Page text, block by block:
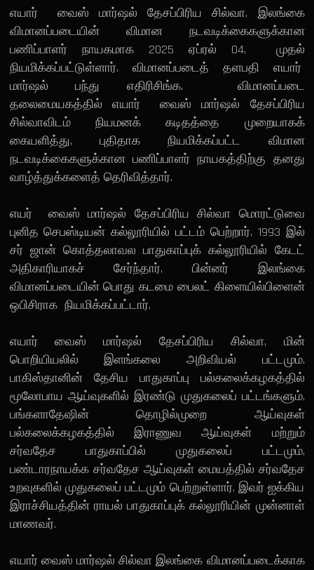
எயார் வைஸ் மார்ஷல் தேசப்பிரிய சில்வா, இலங்கை
விமானப்படையின் விமான நடவடிக்கைகளுக்கான
பணிப்பாளர் நாயகமாக 2025 ஏப்ரல் 04, முதல்
நியமிக்கப்பட்டுள்ளார். விமானப்படைத் தளபதி எயார்
மார்ஷல் பந்து எதிரிசிங்க, விமானப்படை
தலைமையகத்தில் எயார் வைஸ் மார்ஷல் தேசப்பிரிய
சில்வாவிடம் நியமனக் கடிதத்தை முறையாகக்
கையளித்து, புதிதாக நியமிக்கப்பட்ட விமான
நடவடிக்கைகளுக்கான பணிப்பாளர் நாயகத்திற்கு தனது
வாழ்த்துக்களைத் தெரிவித்தார்.
எயர் வைஸ் மார்ஷல் தேசப்பிரிய சில்வா மொரட்டுவை
புனித செபஸ்டியன் கல்லூரியில் பட்டம் பெற்றார், 1993 இல்
சர் ஜான் கொத்தலாவல பாதுகாப்புக் கல்லூரியில் கேடட்
அதிகாரியாகச் சேர்ந்தார், பின்னர் இலங்கை
விமானப்படையின் பொது கடமை பைலட் கிளையில்பிளைன்
ஒபிசிராக நியமிக்கப்பட்டார்.
எயார் வைஸ் மார்ஷல் தேசப்பிரிய சில்வா, மின்
பொறியியலில் இளங்கலை அறிவியல் பட்டமும்,
பாகிஸ்தானின் தேசிய பாதுகாப்பு பல்கலைக்கழகத்தில்
மூலோபாய ஆய்வுகளில் இரண்டு முதுகலைப் பட்டங்களும்,
பங்களாதேஷின் தொழில்முறை ஆய்வுகள்
பல்கலைக்கழகத்தில் இராணுவ ஆய்வுகள் மற்றும்
சர்வதேச பாதுகாப்பில் முதுகலைப் பட்டமும்,
பண்டாரநாயக்க சர்வதேச ஆய்வுகள் மையத்தில் சர்வதேச
உறவுகளில் முதுகலைப் பட்டமும் பெற்றுள்ளார். இவர் ஐக்கிய
இராச்சியத்தின் ராயல் பாதுகாப்புக் கல்லூரியின் முன்னாள்
மாணவர்.
எயார் வைஸ் மார்ஷல் சில்வா இலங்கை விமானப்படைக்காக